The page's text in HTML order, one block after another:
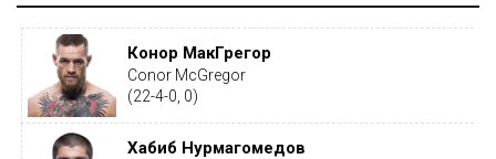
Конор МакГрегор
Conor McGregor
(22-4-0, 0)
Хабиб Нурмагомедов